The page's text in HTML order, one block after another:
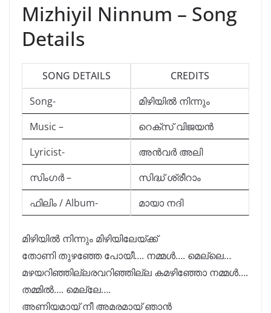
Mizhiyil Ninnum – Song
Details
SONG DETAILS
CREDITS
Song-
മിഴിയിൽ നിന്നും
Music –
റെക്സ് വിജയൻ
Lyricist-
അൻവർ അലി
സിംഗർ –
സിദ്ധ് ശ്രീറാം
ഫിലിം / Album-
മായാ നദി
മിഴിയിൽ നിന്നും മിഴിയിലേയ്ക്ക്
തോണി തുഴഞ്ഞേ പോയീ…. നമ്മൾ…. മെല്ലെ…
മഴയറിഞ്ഞില്ലരവറിഞ്ഞില്ല കമഴിഞ്ഞോ നമ്മൾ….
തമ്മിൽ…. മെല്ലേ….
അണിയമായ് നീ അമരമായ് ഞാൻ